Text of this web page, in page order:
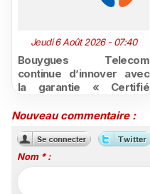
Jeudi 6 Août 2026 - 07:40
Bouygues Telecom
continue d’innover avec
la garantie « Certifié
»
Nouveau commentaire :
Nom * :